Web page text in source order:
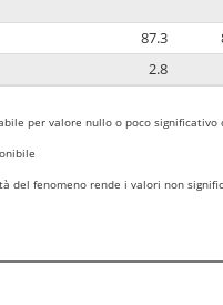
87.3
2.8
per valore nullo o poco significativo
del fenomeno rende i valori non